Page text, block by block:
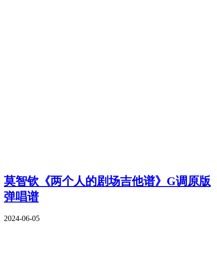
莫智钦《两个人的剧场吉他谱》G调原版
弹唱谱
2024-06-05